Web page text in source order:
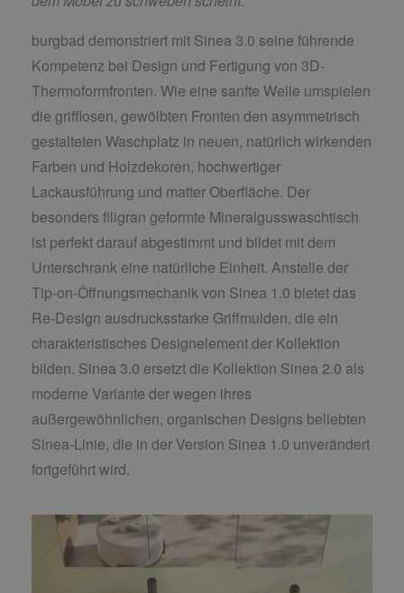
burgbad demonstriert mit Sinea 3.0 seine führende
Kompetenz bei Design und Fertigung von 3D-
Thermoformfronten. Wie eine sanfte Welle umspielen
die grifflosen, gewölbten Fronten den asymmetrisch
gestalteten Waschplatz in neuen, natürlich wirkenden
Farben und Holzdekoren, hochwertiger
Lackausführung und matter Oberfläche. Der
besonders filigran geformte Mineralgusswaschtisch
ist perfekt darauf abgestimmt und bildet mit dem
Unterschrank eine natürliche Einheit. Anstelle der
Tip-on-Öffnungsmechanik von Sinea 1.0 bietet das
Re-Design ausdrucksstarke Griffmulden, die ein
charakteristisches Designelement der Kollektion
bilden. Sinea 3.0 ersetzt die Kollektion Sinea 2.0 als
moderne Variante der wegen ihres
außergewöhnlichen, organischen Designs beliebten
Sinea-Linie, die in der Version Sinea 1.0 unverändert
fortgeführt wird.